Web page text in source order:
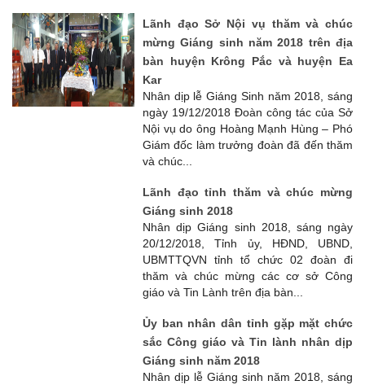
Lãnh đạo Sở Nội vụ thăm và chúc
mừng Giáng sinh năm 2018 trên địa
bàn huyện Krông Pắc và huyện Ea
Kar
Nhân dịp lễ Giáng Sinh năm 2018, sáng
ngày 19/12/2018 Đoàn công tác của Sở
Nội vụ do ông Hoàng Mạnh Hùng – Phó
Giám đốc làm trưởng đoàn đã đến thăm
và chúc...
Lãnh đạo tỉnh thăm và chúc mừng
Giáng sinh 2018
Nhân dịp Giáng sinh 2018, sáng ngày
20/12/2018, Tỉnh ủy, HĐND, UBND,
UBMTTQVN tỉnh tổ chức 02 đoàn đi
thăm và chúc mừng các cơ sở Công
giáo và Tin Lành trên địa bàn...
Ủy ban nhân dân tỉnh gặp mặt chức
sắc Công giáo và Tin lành nhân dịp
Giáng sinh năm 2018
Nhân dịp lễ Giáng sinh năm 2018, sáng